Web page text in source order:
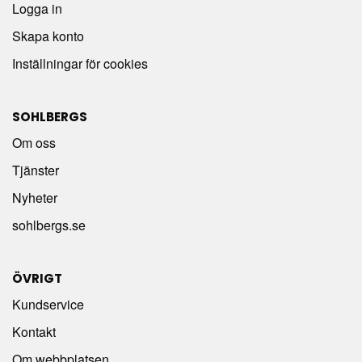
Logga in
Skapa konto
Inställningar för cookies
SOHLBERGS
Om oss
Tjänster
Nyheter
sohlbergs.se
ÖVRIGT
Kundservice
Kontakt